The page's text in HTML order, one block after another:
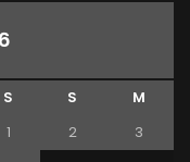
S S
M
1
2
3